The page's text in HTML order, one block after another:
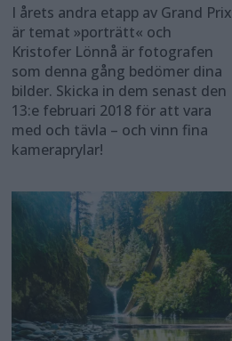
I årets andra etapp av Grand Prix
är temat »porträtt« och
Kristofer Lönnå är fotografen
som denna gång bedömer dina
bilder. Skicka in dem senast den
13:e februari 2018 för ­att vara
med och tävla – och vinn fina
kameraprylar!